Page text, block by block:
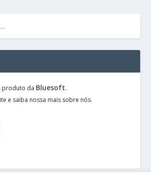
produto da Bluesoft.
e saiba nossa mais sobre nós.